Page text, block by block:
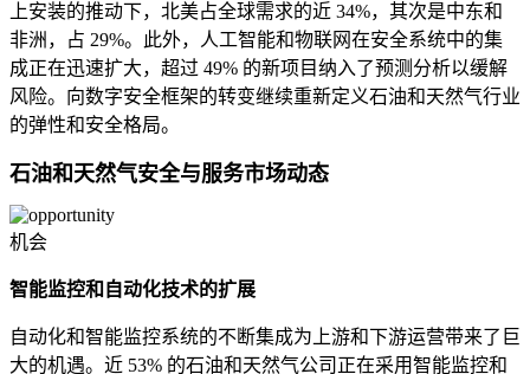
上安装的推动下，北美占全球需求的近 34%，其次是中东和
非洲，占 29%。此外，人工智能和物联网在安全系统中的集
成正在迅速扩大，超过 49% 的新项目纳入了预测分析以缓解
风险。向数字安全框架的转变继续重新定义石油和天然气行业
的弹性和安全格局。
石油和天然气安全与服务市场动态
机会
智能监控和自动化技术的扩展
自动化和智能监控系统的不断集成为上游和下游运营带来了巨
大的机遇。近 53% 的石油和天然气公司正在采用智能监控和